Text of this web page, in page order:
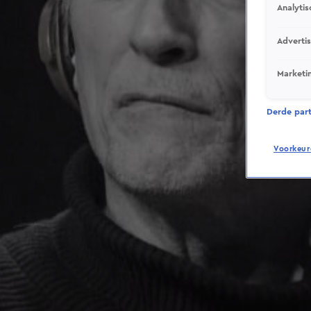
Derde